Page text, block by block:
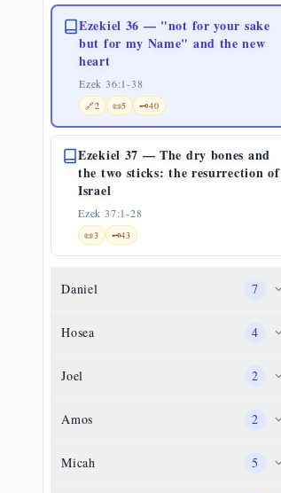
Ezekiel 36 — "not for your sake
but for my Name" and the new
heart
Ezek 36:1-38
🔗2 📜5 🗝️40
Ezekiel 37 — The dry bones and
the two sticks: the resurrection of
Israel
Ezek 37:1-28
📜3 🗝️43
Daniel 7
Hosea 4
Joel 2
Amos 2
Micah 5